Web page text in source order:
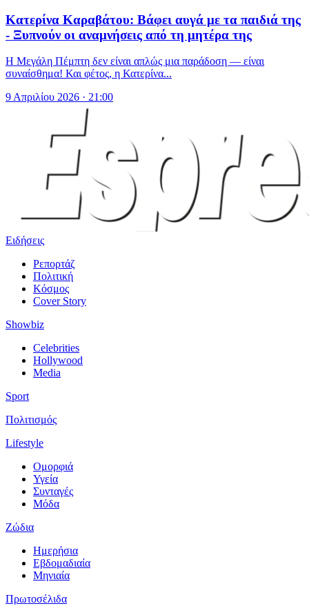
Κατερίνα Καραβάτου: Βάφει αυγά με τα παιδιά της
- Ξυπνούν οι αναμνήσεις από τη μητέρα της
Η Μεγάλη Πέμπτη δεν είναι απλώς μια παράδοση — είναι
συναίσθημα! Και φέτος, η Κατερίνα...
9 Απριλίου 2026 · 21:00
Ειδήσεις
Ρεπορτάζ
Πολιτική
Κόσμος
Cover Story
Showbiz
Celebrities
Hollywood
Media
Sport
Πολιτισμός
Lifestyle
Ομορφιά
Υγεία
Συνταγές
Μόδα
Ζώδια
Ημερήσια
Εβδομαδιαία
Μηνιαία
Πρωτοσέλιδα